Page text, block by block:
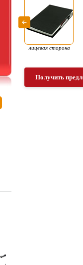
лицевая сторона
Получить